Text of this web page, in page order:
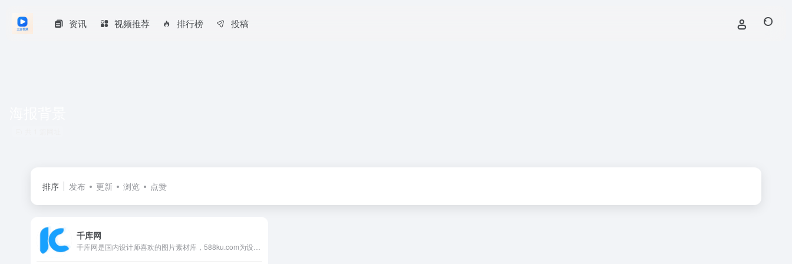
资讯 视频推荐 排行榜 投稿
排序 发布 更新 浏览 点赞
千库网